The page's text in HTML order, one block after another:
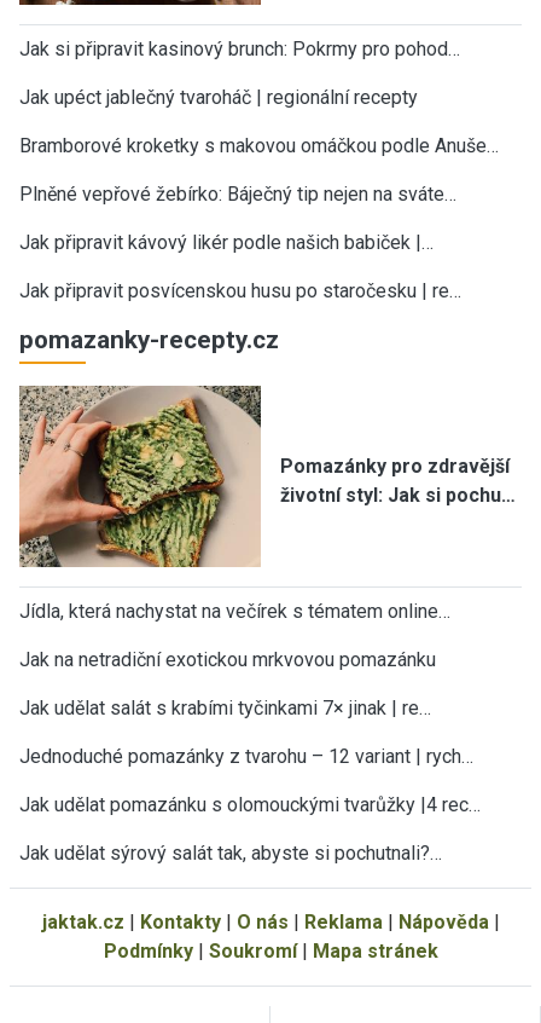
Jak si připravit kasinový brunch: Pokrmy pro pohod…
Jak upéct jablečný tvaroháč | regionální recepty
Bramborové kroketky s makovou omáčkou podle Anuše…
Plněné vepřové žebírko: Báječný tip nejen na sváte…
Jak připravit kávový likér podle našich babiček |…
Jak připravit posvícenskou husu po staročesku | re…
pomazanky-recepty.cz
Pomazánky pro zdravější
životní styl: Jak si pochu…
Jídla, která nachystat na večírek s tématem online…
Jak na netradiční exotickou mrkvovou pomazánku
Jak udělat salát s krabími tyčinkami 7× jinak | re…
Jednoduché pomazánky z tvarohu – 12 variant | rych…
Jak udělat pomazánku s olomouckými tvarůžky |4 rec…
Jak udělat sýrový salát tak, abyste si pochutnali?…
jaktak.cz | Kontakty| O nás | Reklama| Nápověda|
Podmínky| Soukromí| Mapa stránek